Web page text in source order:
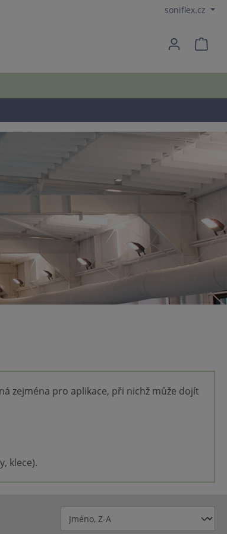
soniflex.cz
zejména pro aplikace, při nichž může dojít
klece).